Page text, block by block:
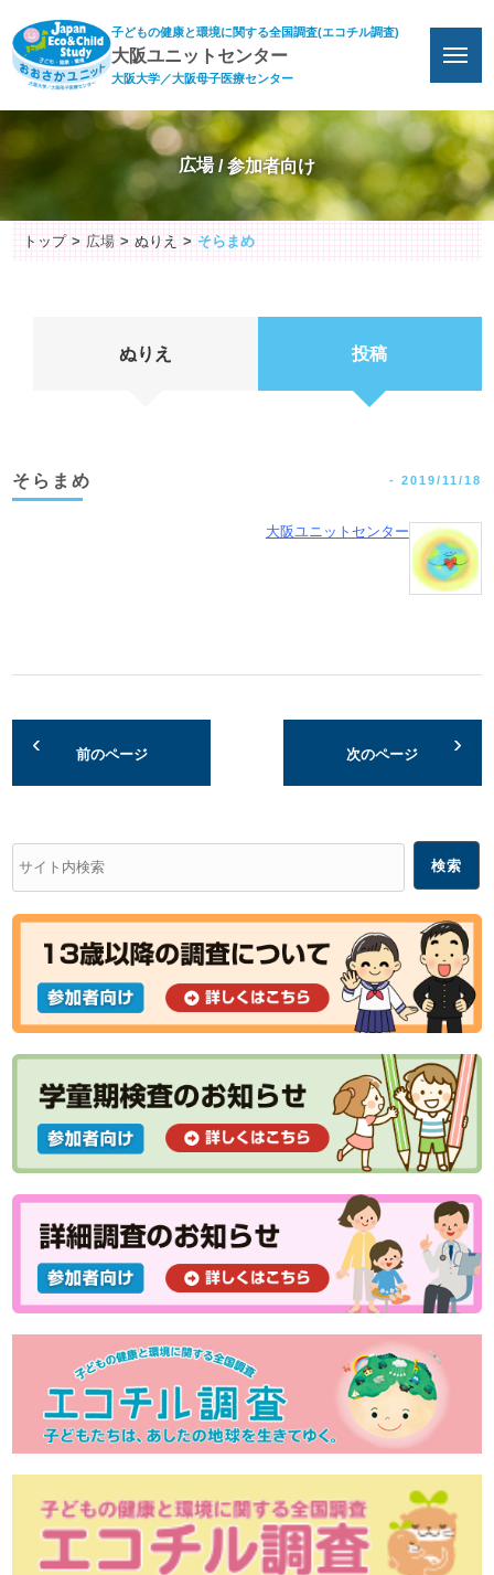
子どもの健康と環境に関する全国調査(エコチル調査)
大阪ユニットセンター
大阪大学／大阪母子医療センター
広場
トップ 広場 ぬりえ そらまめ
ぬりえ 投稿
そらまめ - 2019/11/18
大阪ユニットセンター
前のページ 次のページ